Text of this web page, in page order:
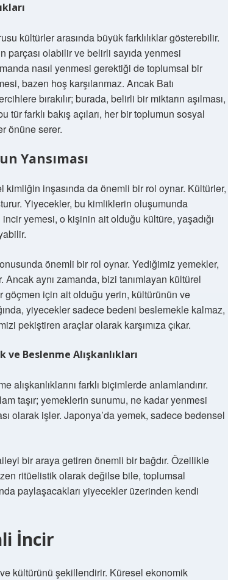
kültürler arasında büyük farklılıklar gösterebilir.
parçası olabilir ve belirli sayıda yenmesi
nasıl yenmesi gerektiği de toplumsal bir
bazen hoş karşılanmaz. Ancak Batı
bırakılır; burada, belirli bir miktarın aşılması,
farklı bakış açıları, her bir toplumun sosyal
önüne serer.
Yansıması
kimliğin inşasında da önemli bir rol oynar. Kültürler,
Yiyecekler, bu kimliklerin oluşumunda
yemesi, o kişinin ait olduğu kültüre, yaşadığı
önemli bir rol oynar. Yediğimiz yemekler,
Ancak aynı zamanda, bizi tanımlayan kültürel
göçmen için ait olduğu yerin, kültürünün ve
yiyecekler sadece bedeni beslemekle kalmaz,
pekiştiren araçlar olarak karşımıza çıkar.
Beslenme Alışkanlıkları
farklı biçimlerde anlamlandırır.
taşır; yemeklerin sunumu, ne kadar yenmesi
olarak işler. Japonya’da yemek, sadece bedensel
bir araya getiren önemli bir bağdır. Özellikle
ritüelistik olarak değilse bile, toplumsal
paylaşacakları yiyecekler üzerinden kendi
İncir
ve kültürünü şekillendirir. Küresel ekonomik